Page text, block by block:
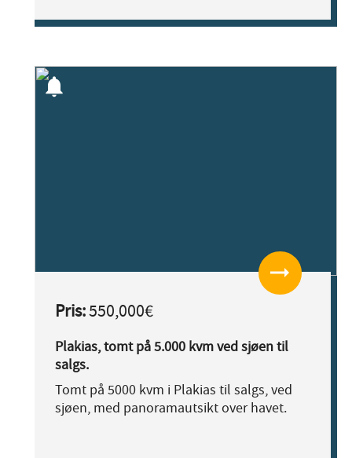
notifications
arrow_right_alt
Pris:550,000€
Plakias, tomt på 5.000 kvm ved sjøen til
salgs.
Tomt på 5000 kvm i Plakias til salgs, ved
sjøen, med panoramautsikt over havet.